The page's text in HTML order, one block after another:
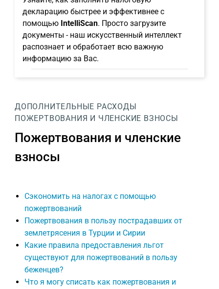
декларацию быстрее и эффективнее с
помощью IntelliScan. Просто загрузите
документы - наш искусственный интеллект
распознает и обработает всю важную
информацию за Вас.
ДОПОЛНИТЕЛЬНЫЕ РАСХОДЫ
ПОЖЕРТВОВАНИЯ И ЧЛЕНСКИЕ ВЗНОСЫ
Пожертвования и членские
взносы
Сэкономить на налогах с помощью
пожертвований
Пожертвования в пользу пострадавших от
землетрясения в Турции и Сирии
Какие правила предоставления льгот
существуют для пожертвований в пользу
беженцев?
Что я могу списать как пожертвования и